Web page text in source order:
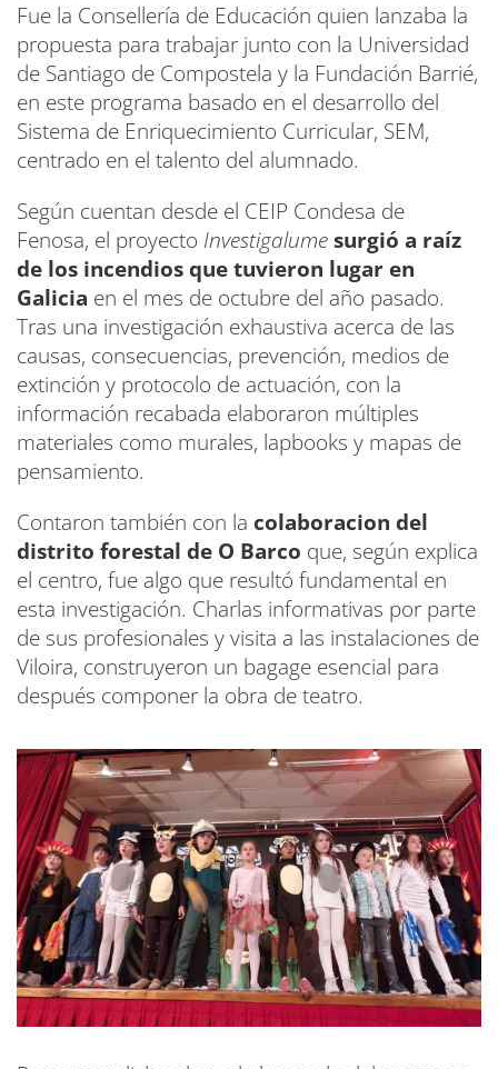
Fue la Consellería de Educación quien lanzaba la
propuesta para trabajar junto con la Universidad
de Santiago de Compostela y la Fundación Barrié,
en este programa basado en el desarrollo del
Sistema de Enriquecimiento Curricular, SEM,
centrado en el talento del alumnado.
Según cuentan desde el CEIP Condesa de
Fenosa, el proyecto Investigalumesurgió a raíz
de los incendios que tuvieron lugar en
Galicia en el mes de octubre del año pasado.
Tras una investigación exhaustiva acerca de las
causas, consecuencias, prevención, medios de
extinción y protocolo de actuación, con la
información recabada elaboraron múltiples
materiales como murales, lapbooks y mapas de
pensamiento.
Contaron también con la colaboracion del
distrito forestal de O Barco que, según explica
el centro, fue algo que resultó fundamental en
esta investigación. Charlas informativas por parte
de sus profesionales y visita a las instalaciones de
Viloira, construyeron un bagage esencial para
después componer la obra de teatro.